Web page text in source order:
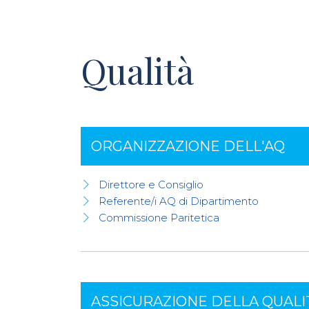
Qualità
ORGANIZZAZIONE DELL'AQ
Direttore e Consiglio
Referente/i AQ di Dipartimento
Commissione Paritetica
ASSICURAZIONE DELLA